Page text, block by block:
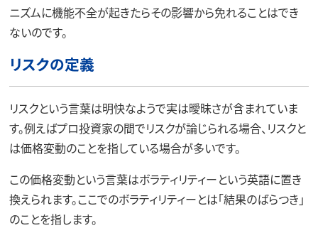
ニズムに機能不全が起きたらその影響から免れることはでき
ないのです。
リスクの定義
リスクという言葉は明快なようで実は曖昧さが含まれていま
す。例えばプロ投資家の間でリスクが論じられる場合、リスクと
は価格変動のことを指している場合が多いです。
この価格変動という言葉はボラティリティーという英語に置き
換えられます。ここでのボラティリティーとは「結果のばらつき」
のことを指します。